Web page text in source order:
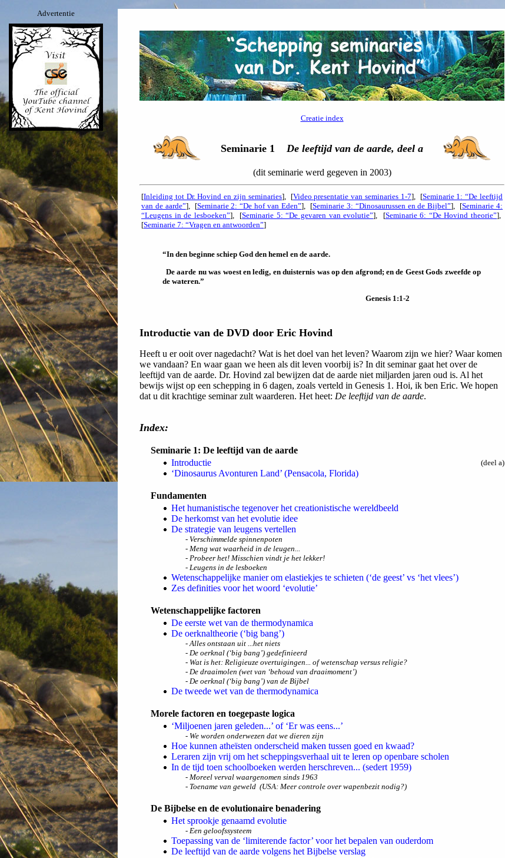
Advertentie
Creatie index
Seminarie 1 De leeftijd van de aarde, deel a
(dit seminarie werd gegeven in 2003)
[Inleiding tot Dr. Hovind en zijn seminaries], [Video presentatie van seminaries 1-7], [Seminarie 1: “De leeftijd
van de aarde”], [Seminarie 2: “De hof van Eden”], [Seminarie 3: “Dinosaurussen en de Bijbel”], [Seminarie 4:
“Leugens in de lesboeken”], [Seminarie 5: “De gevaren van evolutie”], [Seminarie 6: “De Hovind theorie”],
[Seminarie 7: “Vragen en antwoorden”]
“In den beginne schiep God den hemel en de aarde.
De aarde nu was woest en ledig, en duisternis was op den afgrond; en de Geest Gods zweefde op
de wateren.”
Genesis 1:1-2
Introductie van de DVD door Eric Hovind
Heeft u er ooit over nagedacht? Wat is het doel van het leven? Waarom zijn we hier? Waar komen
we vandaan? En waar gaan we heen als dit leven voorbij is? In dit seminar gaat het over de
leeftijd van de aarde. Dr. Hovind zal bewijzen dat de aarde niet miljarden jaren oud is. Al het
bewijs wijst op een schepping in 6 dagen, zoals verteld in Genesis 1. Hoi, ik ben Eric. We hopen
dat u dit krachtige seminar zult waarderen. Het heet: De leeftijd van de aarde.
Index:
Seminarie 1: De leeftijd van de aarde
Introductie
(deel a)
‘Dinosaurus Avonturen Land’ (Pensacola, Florida)
Fundamenten
Het humanistische tegenover het creationistische wereldbeeld
De herkomst van het evolutie idee
De strategie van leugens vertellen
- Verschimmelde spinnenpoten
- Meng wat waarheid in de leugen...
- Probeer het! Misschien vindt je het lekker!
- Leugens in de lesboeken
Wetenschappelijke manier om elastiekjes te schieten (‘de geest’ vs ‘het vlees’)
Zes definities voor het woord ‘evolutie’
Wetenschappelijke factoren
De eerste wet van de thermodynamica
De oerknaltheorie (‘big bang’)
- Alles ontstaan uit ...het niets
- De oerknal (‘big bang’) gedefinieerd
- Wat is het: Religieuze overtuigingen... of wetenschap versus religie?
- De draaimolen (wet van ‘behoud van draaimoment’)
- De oerknal (‘big bang’) van de Bijbel
De tweede wet van de thermodynamica
Morele factoren en toegepaste logica
‘Miljoenen jaren geleden...’ of ‘Er was eens...’
- We worden onderwezen dat we dieren zijn
Hoe kunnen atheïsten onderscheid maken tussen goed en kwaad?
Leraren zijn vrij om het scheppingsverhaal uit te leren op openbare scholen
In de tijd toen schoolboeken werden herschreven... (sedert 1959)
- Moreel verval waargenomen sinds 1963
- Toename van geweld (USA: Meer controle over wapenbezit nodig?)
De Bijbelse en de evolutionaire benadering
Het sprookje genaamd evolutie
- Een geloofssysteem
Toepassing van de ‘limiterende factor’ voor het bepalen van ouderdom
De leeftijd van de aarde volgens het Bijbelse verslag